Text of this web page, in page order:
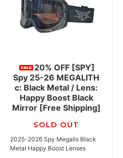
20% OFF [SPY]
Spy 25-26 MEGALITH
c: Black Metal / Lens:
Happy Boost Black
Mirror [Free Shipping]
SOLD OUT
2025-2026 Spy Megalis Black
Metal Happy Boost Lenses